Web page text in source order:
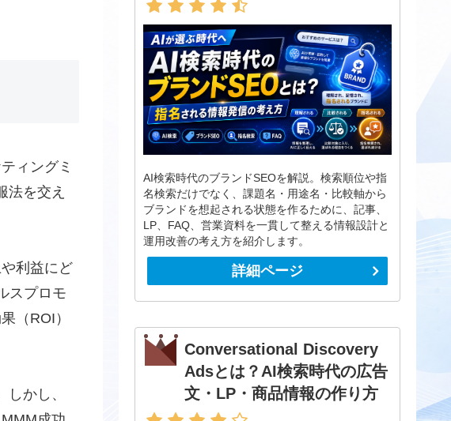
ィングミ
法を交え
利益にど
スプロモ
（ROI）
かし、
AI検索時代のブランドSEOを解説。検索順位や指
名検索だけでなく、課題名・用途名・比較軸から
ブランドを想起される状態を作るために、記事、
LP、FAQ、営業資料を一貫して整える情報設計と
運用改善の考え方を紹介します。
詳細ページ
Conversational Discovery
Adsとは？AI検索時代の広告
文・LP・商品情報の作り方